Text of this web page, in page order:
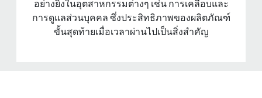
อย่างยิ่งในอุตสาหกรรมต่างๆ เช่น การเคลือบและ
การดูแลส่วนบุคคล ซึ่งประสิทธิภาพของผลิตภัณฑ์
ขั้นสุดท้ายเมื่อเวลาผ่านไปเป็นสิ่งสําคัญ